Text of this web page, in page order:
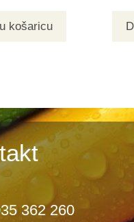
košaricu
362 260